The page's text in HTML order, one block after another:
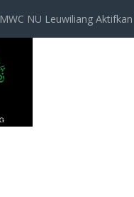
MWC NU Leuwiliang